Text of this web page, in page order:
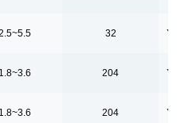
32 Y
1.8~3.6 204 Y
1.8~3.6 204 Y